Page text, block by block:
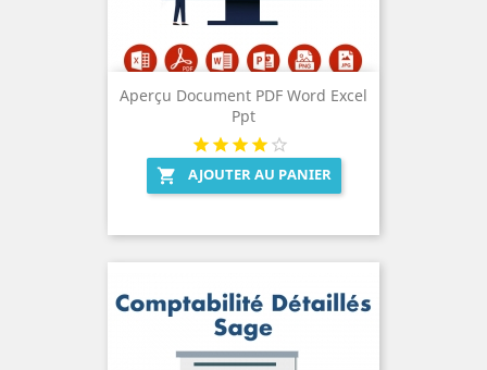
Aperçu Document PDF Word Excel
Ppt
 AJOUTER AU PANIER